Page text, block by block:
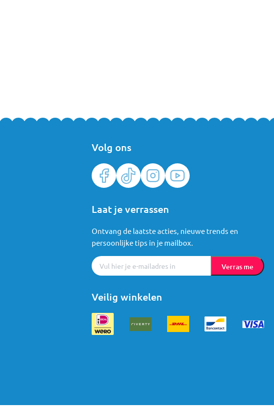
Volg ons
Veilig winkelen
Laat je verrassen
Ontvang de laatste acties, nieuwe trends en
persoonlijke tips in je mailbox.
Verras me